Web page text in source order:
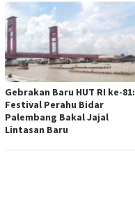
Gebrakan Baru HUT RI ke-81:
Festival Perahu Bidar
Palembang Bakal Jajal
Lintasan Baru